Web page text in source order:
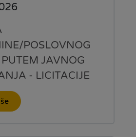
POSLOVNOG
JAVNOG
- LICITACIJE